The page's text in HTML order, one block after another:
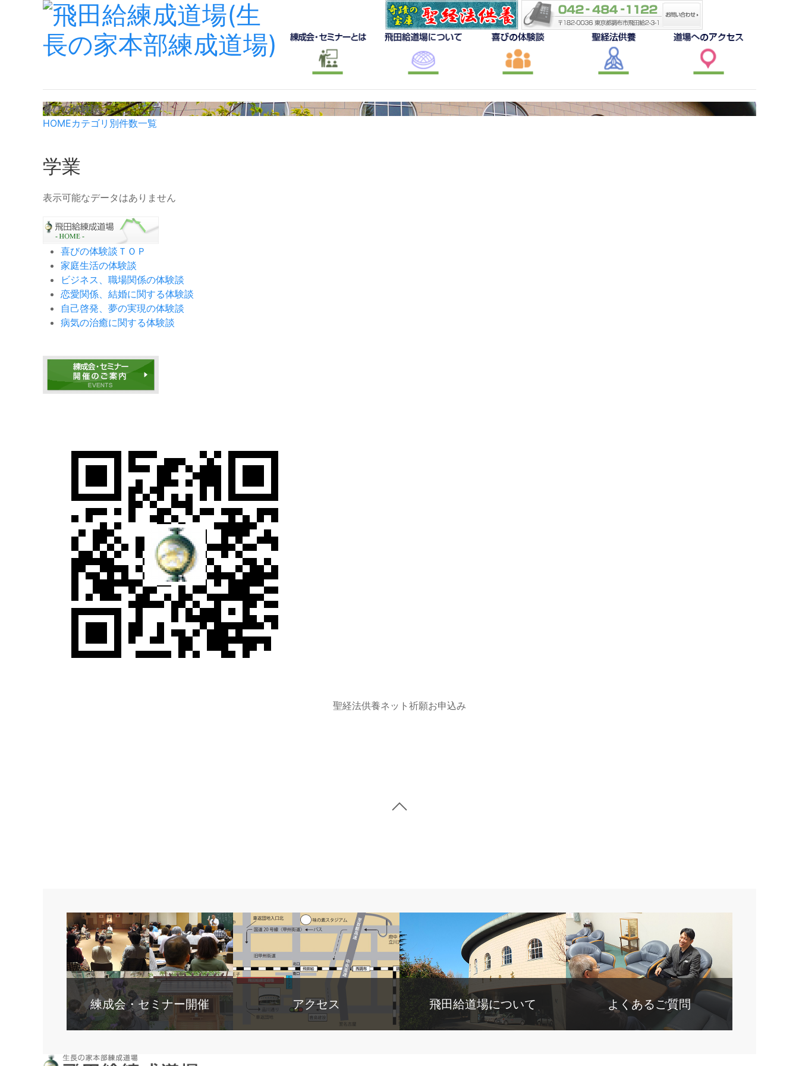
喜びの体験談
HOMEカテゴリ別件数一覧
学業
表示可能なデータはありません
喜びの体験談ＴＯＰ
家庭生活の体験談
ビジネス、職場関係の体験談
恋愛関係、結婚に関する体験談
自己啓発、夢の実現の体験談
病気の治癒に関する体験談
聖経法供養ネット祈願お申込み
練成会・セミナー開催 アクセス 飛田給道場について よくあるご質問